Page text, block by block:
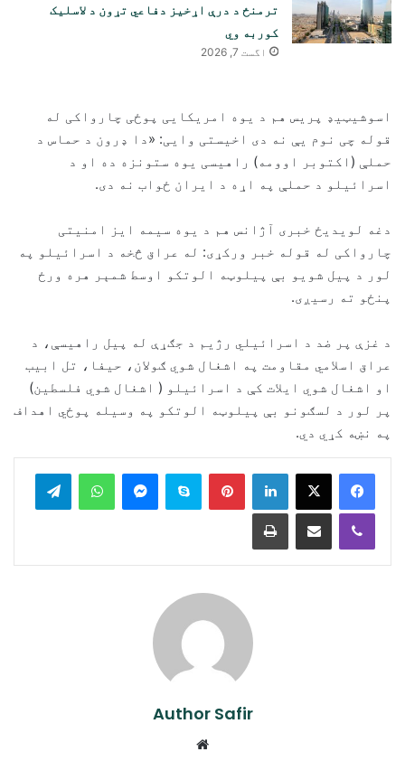
ترمنځ د درې اړخیز دفاعي تړون د لاسلیک
کوربه وي
اگست 7, 2026
اسوشیټیډ پریس هم د یوه امریکایی پوځی چارواکی له
قوله چی نوم یې نه دی اخیستی وایی: «دا ډرون د حماس د
حملې (اکتوبر اوومه) راهیسی یوه ستونزه ده او د
اسرائیلو د حملې په اړه د ایران ځواب نه دی.
دغه لویدیځ خبری آژانس هم د یوه سیمه ایز امنیتی
چارواکی له قوله خبر ورکړی: له عراق څخه د اسرائیلو په
لور د پیل شویو بې پیلوټه الوتکو اوسط شمېر هره ورځ
پنځو ته رسیږی.
د غزې پر ضد د اسرائیلي رژیم د جګړې له پیل راهیسې، د
عراق اسلامي مقاومت په اشغال شوي ګولان، حیفا، تل ابیب
او اشغال شوي ایلات کې د اسرائیلو ( اشغال شوي فلسطین)
پر لور د لسګونو بې پیلوټه الوتکو په وسیله پوځي اهداف
په نښه کړي دي.
LinkedIn
Pinterest
Skype
Messenger
WhatsApp
Viber
Share via Email
Print
Author Safir